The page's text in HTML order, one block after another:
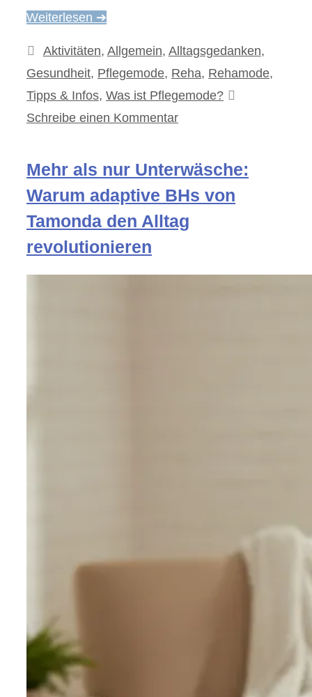
Weiterlesen ➔
Kategorien
Aktivitäten, Allgemein, Alltagsgedanken,
Gesundheit, Pflegemode, Reha, Rehamode,
Tipps & Infos, Was ist Pflegemode?
Schreibe einen Kommentar
Mehr als nur Unterwäsche:
Warum adaptive BHs von
Tamonda den Alltag
revolutionieren